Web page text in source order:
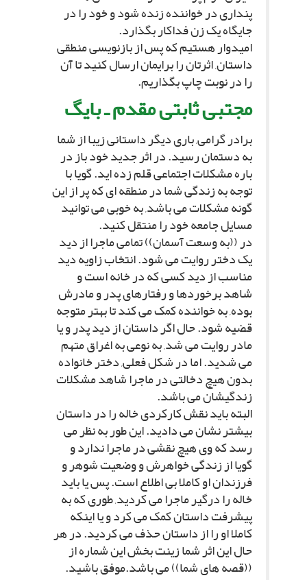
پندارى در خواننده زنده شود و خود را در
جایگاه یک زن فداکار بگذارد.
امیدوار هستیم که پس از بازنویسى منطقى
داستان, اثرتان را برایمان ارسال کنید تا آن
را در نوبت چاپ بگذاریم.
مجتبى ثابتى مقدم ـ بایگ
برادر گرامى, بارى دیگر داستانى زیبا از شما
به دستمان رسید. در اثر جدید خود باز در
باره مشکلات اجتماعى قلم زده اید. گویا با
توجه به زندگى شما در منطقه اى که پر از این
گونه مشکلات مى باشد, به خوبى مى توانید
مسایل جامعه خود را منتقل کنید.
در ((به وسعت آسمان)) تمامى ماجرا از دید
یک دختر روایت مى شود. انتخاب زاویه دید
مناسب از دید کسى که در خانه است و
شاهد برخوردها و رفتارهاى پدر و مادرش
بوده, به خواننده کمک مى کند تا بهتر متوجه
قضیه شود. حال اگر داستان از دید پدر و یا
مادر روایت مى شد, به نوعى به اغراق متهم
مى شدید. اما در شکل فعلى, دختر خانواده
بدون هیچ دخالتى در ماجرا شاهد مشکلات
زندگیشان مى باشد.
البته باید نقش کارکردى خاله را در داستان
بیشتر نشان مى دادید. این طور به نظر مى
رسد که وى هیچ نقشى در ماجرا ندارد و
گویا از زندگى خواهرش و وضعیت شوهر و
فرزندان او کاملا بى اطلاع است. پس یا باید
خاله را درگیر ماجرا مى کردید, طورى که به
پیشرفت داستان کمک مى کرد و یا اینکه
کاملا او را از داستان حذف مى کردید. در هر
حال این اثر شما زینت بخش این شماره از
((قصه هاى شما)) مى باشد.موفق باشید.